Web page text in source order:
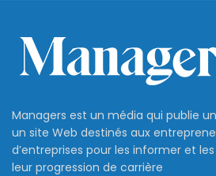
Managers est un média qui publie
un site Web destinés aux
d’entreprises pour les informer et
leur progression de carrière